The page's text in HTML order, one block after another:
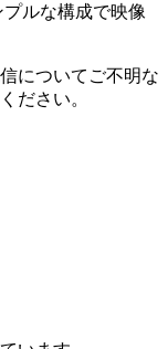
ルな構成で映像
についてご不明な
ださい。